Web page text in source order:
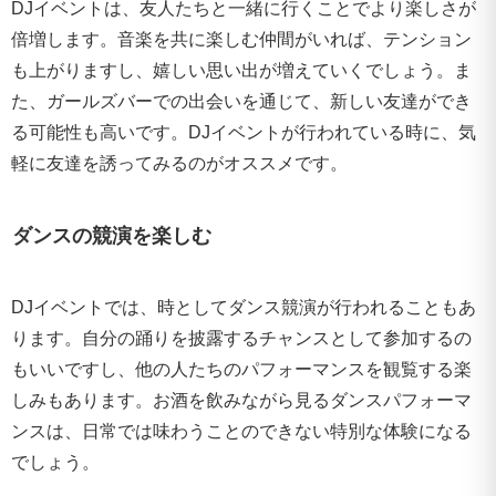
DJイベントは、友人たちと一緒に行くことでより楽しさが
倍増します。音楽を共に楽しむ仲間がいれば、テンション
も上がりますし、嬉しい思い出が増えていくでしょう。ま
た、ガールズバーでの出会いを通じて、新しい友達ができ
る可能性も高いです。DJイベントが行われている時に、気
軽に友達を誘ってみるのがオススメです。
ダンスの競演を楽しむ
DJイベントでは、時としてダンス競演が行われることもあ
ります。自分の踊りを披露するチャンスとして参加するの
もいいですし、他の人たちのパフォーマンスを観覧する楽
しみもあります。お酒を飲みながら見るダンスパフォーマ
ンスは、日常では味わうことのできない特別な体験になる
でしょう。